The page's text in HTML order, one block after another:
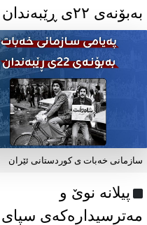
بەبۆنەی ۲۲ی ڕێبەندان
سازمانی خەبات ی كوردستانی ئێران
پیلانە نوێ و
مەترسیدارەکەی سپای